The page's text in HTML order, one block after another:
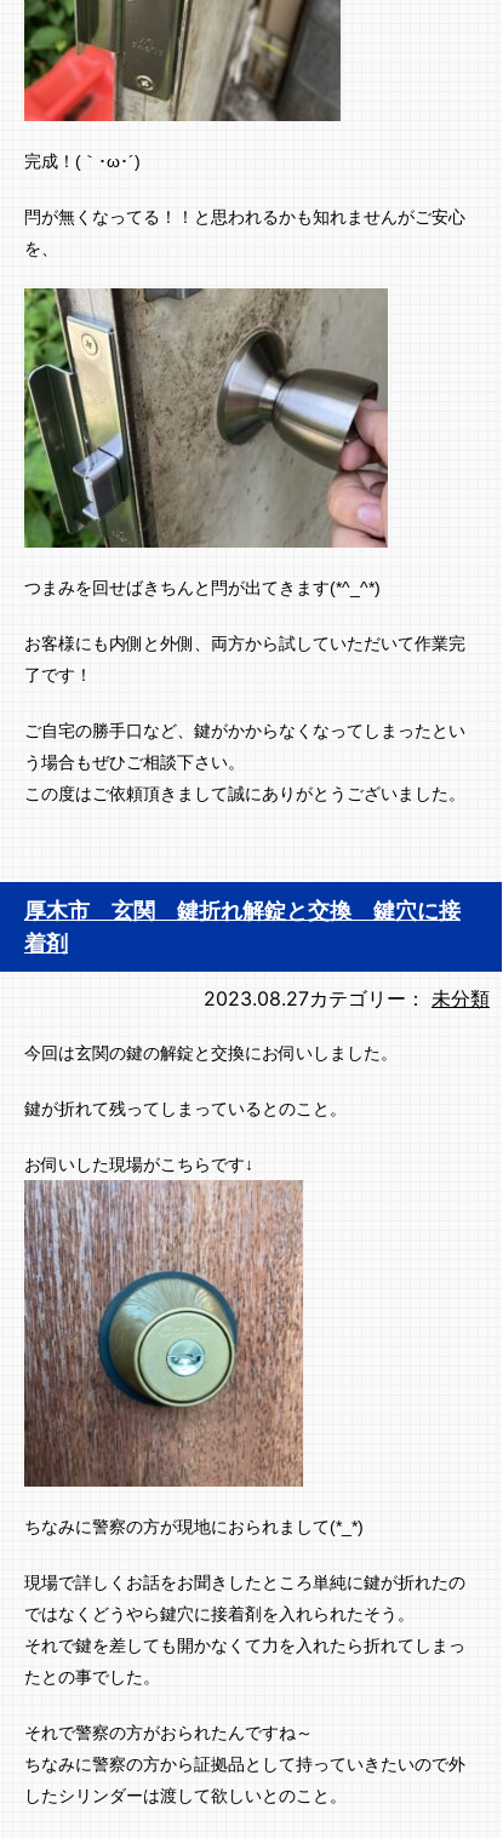
完成！(｀･ω･´)ゞ
閂が無くなってる！！と思われるかも知れませんがご安心
を、
つまみを回せばきちんと閂が出てきます(*^_^*)
お客様にも内側と外側、両方から試していただいて作業完
了です！
ご自宅の勝手口など、鍵がかからなくなってしまったとい
う場合もぜひご相談下さい。
この度はご依頼頂きまして誠にありがとうございました。
厚木市 玄関 鍵折れ解錠と交換 鍵穴に接
着剤
2023.08.27カテゴリー： 未分類
今回は玄関の鍵の解錠と交換にお伺いしました。
鍵が折れて残ってしまっているとのこと。
お伺いした現場がこちらです↓
ちなみに警察の方が現地におられまして(*_*)
現場で詳しくお話をお聞きしたところ単純に鍵が折れたの
ではなくどうやら鍵穴に接着剤を入れられたそう。
それで鍵を差しても開かなくて力を入れたら折れてしまっ
たとの事でした。
それで警察の方がおられたんですね～
ちなみに警察の方から証拠品として持っていきたいので外
したシリンダーは渡して欲しいとのこと。